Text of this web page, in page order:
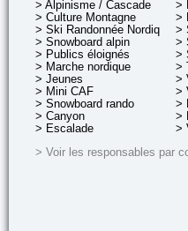
> Alpinisme / Cascade
> Culture Montagne
> Ski Randonnée Nordique
> Snowboard alpin
> Publics éloignés
> Marche nordique
> Jeunes
> Mini CAF
> Snowboard rando
> Canyon
> Escalade
>
>
>
>
>
>
>
>
>
>
>
> Voir les responsables par